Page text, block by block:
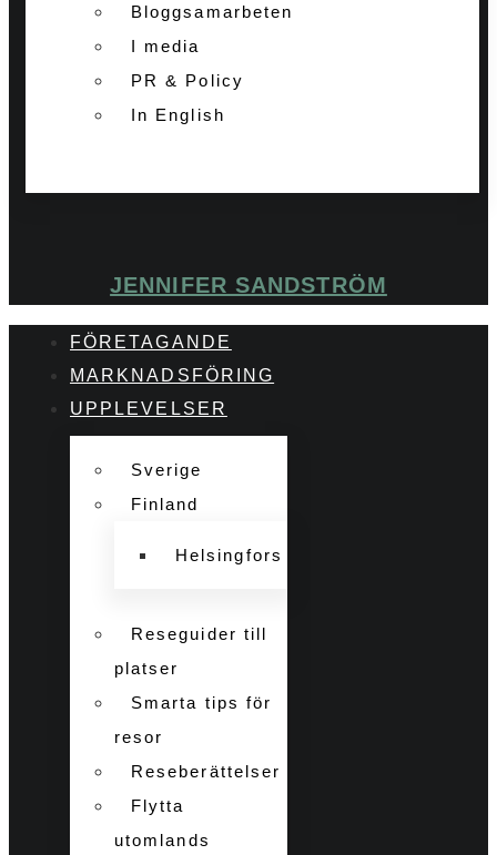
Bloggsamarbeten
I media
PR & Policy
In English
JENNIFER SANDSTRÖM
FÖRETAGANDE
MARKNADSFÖRING
UPPLEVELSER
Sverige
Finland
Helsingfors
Reseguider till
platser
Smarta tips för
resor
Reseberättelser
Flytta
utomlands